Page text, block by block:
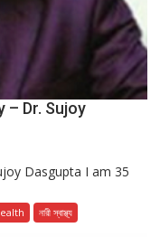
Dr. Sujoy
Dasgupta I am 35
নারী স্বাস্থ্য